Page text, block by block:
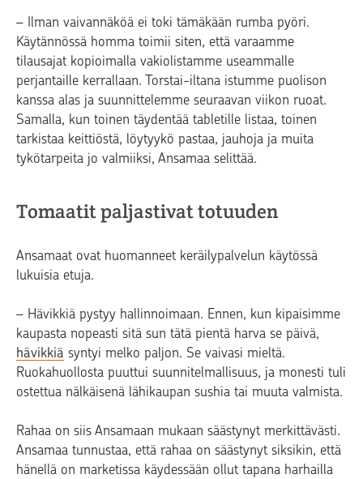
– Ilman vaivannäköä ei toki tämäkään rumba pyöri.
Käytännössä homma toimii siten, että varaamme
tilausajat kopioimalla vakiolistamme useammalle
perjantaille kerrallaan. Torstai-iltana istumme puolison
kanssa alas ja suunnittelemme seuraavan viikon ruoat.
Samalla, kun toinen täydentää tabletille listaa, toinen
tarkistaa keittiöstä, löytyykö pastaa, jauhoja ja muita
tykötarpeita jo valmiiksi, Ansamaa selittää.
Tomaatit paljastivat totuuden
Ansamaat ovat huomanneet keräilypalvelun käytössä
lukuisia etuja.
– Hävikkiä pystyy hallinnoimaan. Ennen, kun kipaisimme
kaupasta nopeasti sitä sun tätä pientä harva se päivä,
hävikkiä syntyi melko paljon. Se vaivasi mieltä.
Ruokahuollosta puuttui suunnitelmallisuus, ja monesti tuli
ostettua nälkäisenä lähikaupan sushia tai muuta valmista.
Rahaa on siis Ansamaan mukaan säästynyt merkittävästi.
Ansamaa tunnustaa, että rahaa on säästynyt siksikin, että
hänellä on marketissa käydessään ollut tapana harhailla